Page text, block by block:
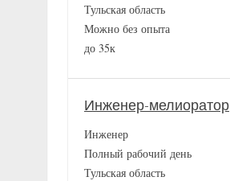
Тульская область
Можно без опыта
до 35к
Инженер-мелиоратор
Инженер
Полный рабочий день
Тульская область